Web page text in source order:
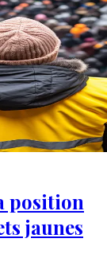
position
jaunes